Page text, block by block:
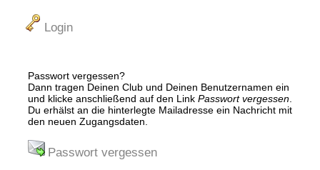
Login
Passwort vergessen?
Dann tragen Deinen Club und Deinen Benutzernamen ein
und klicke anschließend auf den Link Passwort vergessen.
Du erhälst an die hinterlegte Mailadresse ein Nachricht mit
den neuen Zugangsdaten.
Passwort vergessen